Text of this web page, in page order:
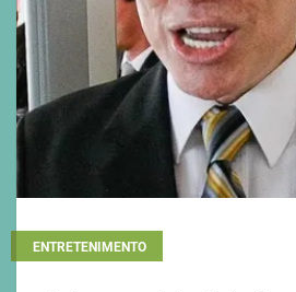
ENTRETENIMENTO